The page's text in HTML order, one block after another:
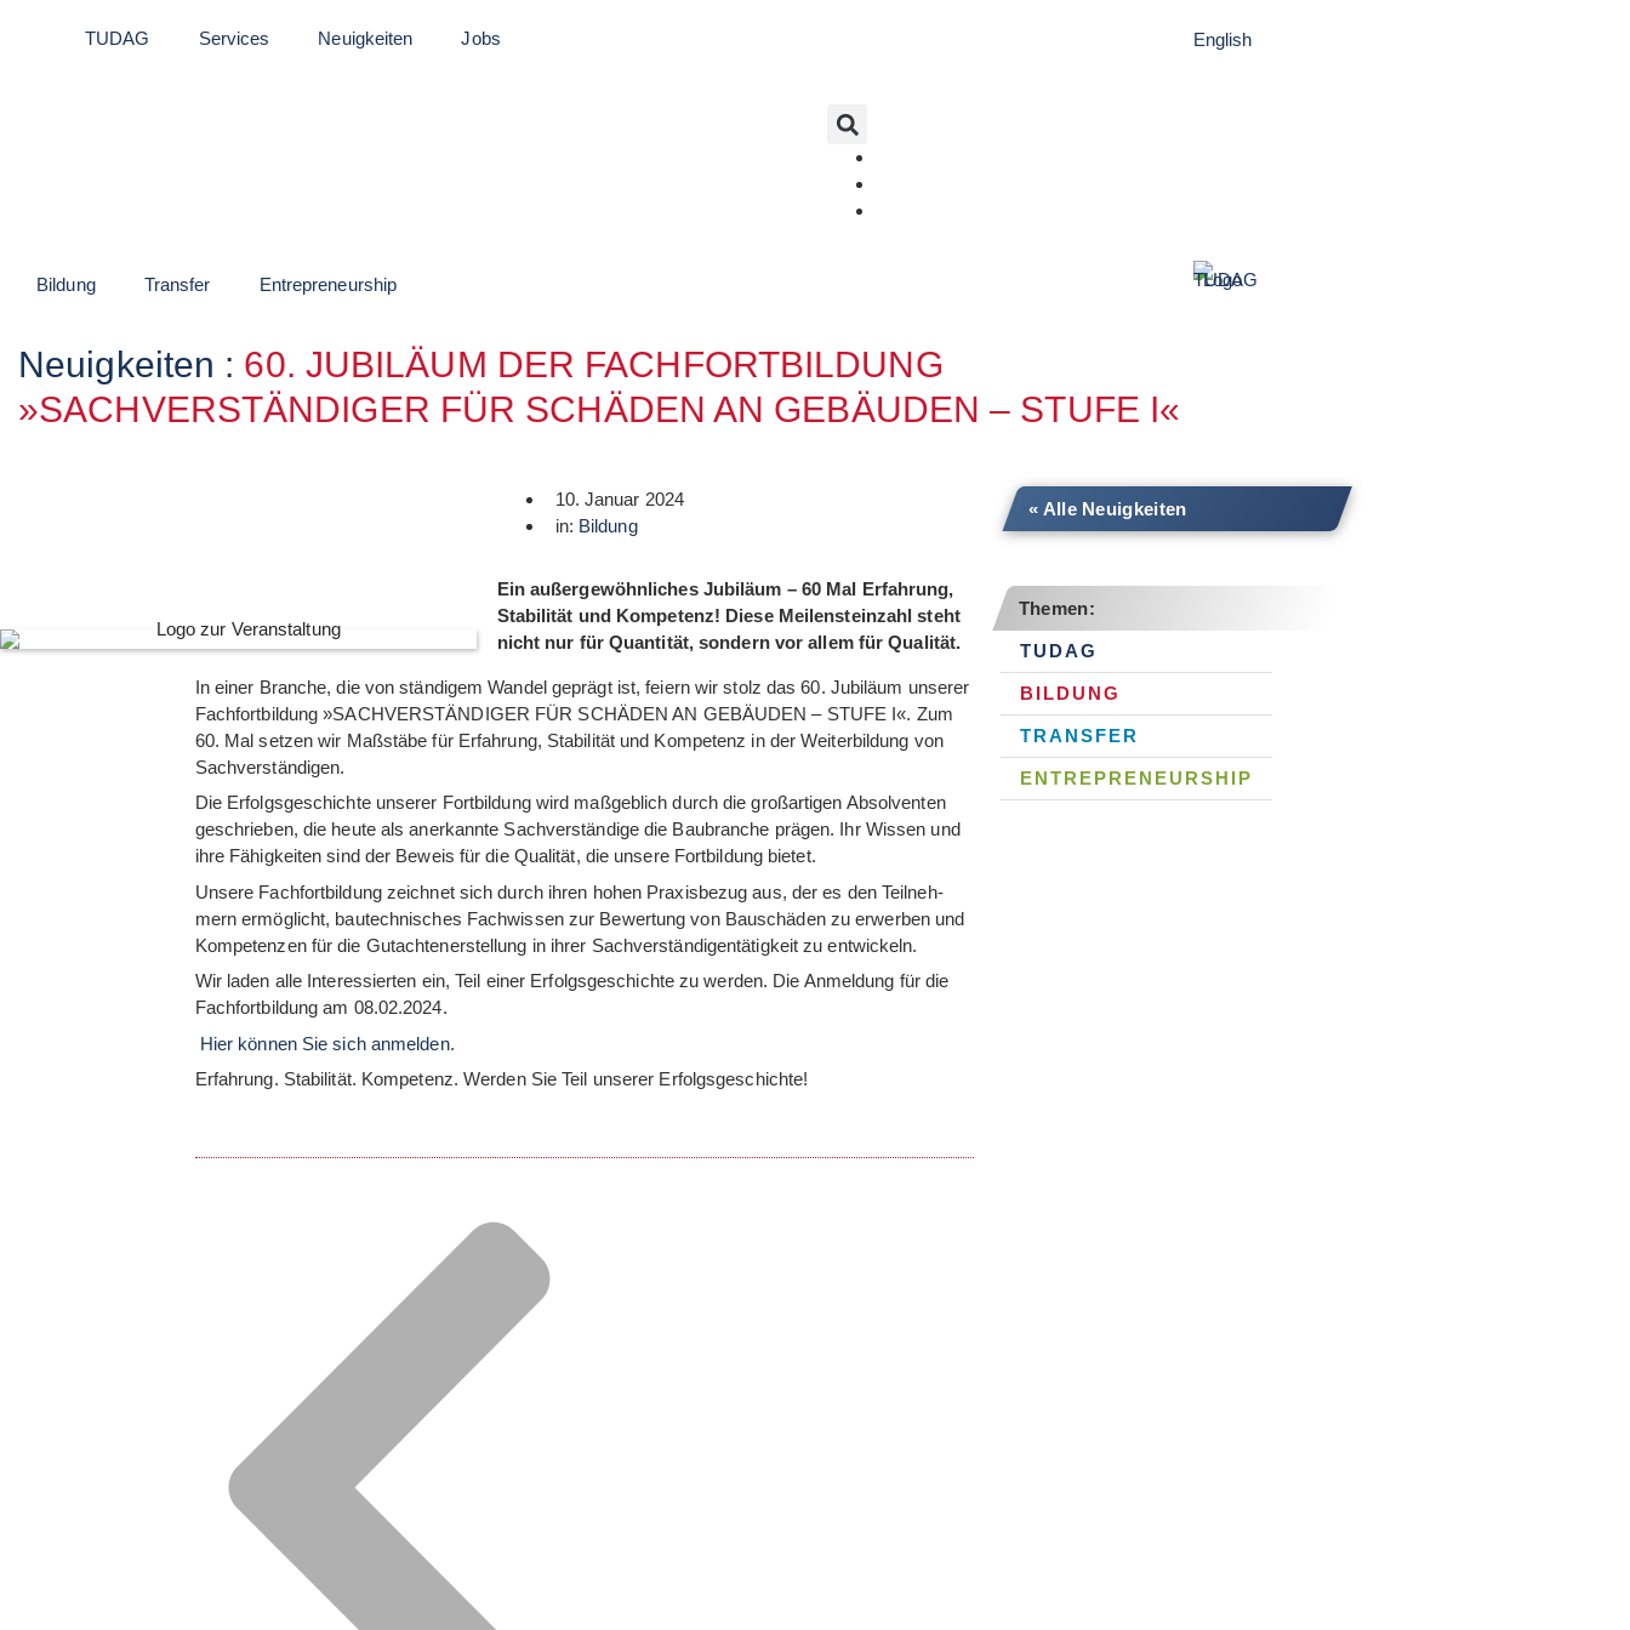
TUDAG Services Neuigkeiten Jobs English
Bildung Transfer Entrepreneurship
Neuigkeiten : 60. JUBILÄUM DER FACHFORTBILDUNG
»SACHVERSTÄNDIGER FÜR SCHÄDEN AN GEBÄUDEN – STUFE I«
10. Januar 2024
in: Bildung
Ein außergewöhnliches Jubiläum – 60 Mal Erfahrung,
Stabilität und Kompetenz! Diese Meilensteinzahl steht
nicht nur für Quantität, sondern vor allem für Qualität.
In einer Bran­che, die von stän­di­gem Wan­del geprägt ist, fei­ern wir stolz das 60. Jubi­läum unse­rer
Fach­fort­bil­dung »SACHVERSTÄNDIGER FÜR SCHÄDEN AN GEBÄUDEN – STUFE I«. Zum
60. Mal set­zen wir Maß­stäbe für Erfah­rung, Sta­bi­li­tät und Kom­pe­tenz in der Wei­ter­bil­dung von
Sachverständigen.
Die Erfolgs­ge­schichte unse­rer Fort­bil­dung wird maß­geb­lich durch die groß­ar­ti­gen Absol­ven­ten
geschrie­ben, die heute als aner­kannte Sach­ver­stän­dige die Bau­bran­che prä­gen. Ihr Wis­sen und
ihre Fähig­kei­ten sind der Beweis für die Qua­li­tät, die unsere Fort­bil­dung bietet.
Unsere Fach­fort­bil­dung zeich­net sich durch ihren hohen Pra­xis­be­zug aus, der es den Teil­neh­
mern ermög­licht, bau­tech­ni­sches Fach­wis­sen zur Bewer­tung von Bau­schä­den zu erwer­ben und
Kom­pe­ten­zen für die Gut­ach­ten­er­stel­lung in ihrer Sach­ver­stän­di­gen­tä­tig­keit zu entwickeln.
Wir laden alle Inter­es­sier­ten ein, Teil einer Erfolgs­ge­schichte zu wer­den. Die Anmel­dung für die
Fach­fort­bil­dung am 08.02.2024.
Hier kön­nen Sie sich anmelden.
Erfah­rung. Sta­bi­li­tät. Kom­pe­tenz. Wer­den Sie Teil unse­rer Erfolgsgeschichte!
« Alle Neuigkeiten
Themen:
TUDAG
BILDUNG
TRANSFER
ENTREPRENEURSHIP